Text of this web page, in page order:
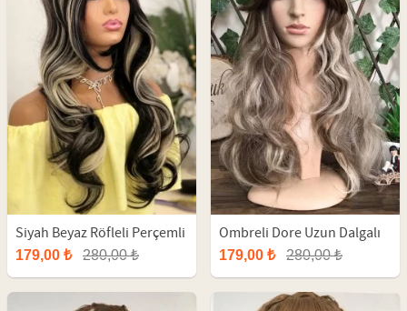
Siyah Beyaz Röfleli Perçemli
Uzun Dalgalı Fiber Peruk
179,00 ₺ 280,00 ₺
Ombreli Dore Uzun Dalgalı
Fiber Peruk
179,00 ₺ 280,00 ₺